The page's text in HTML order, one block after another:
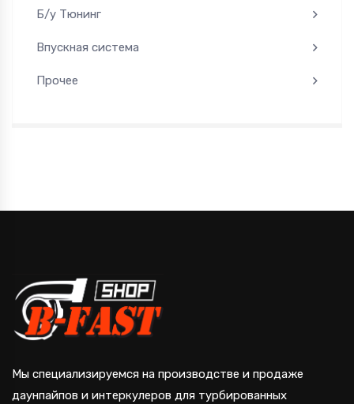
Б/у Тюнинг
Впускная система
Прочее
Мы специализируемся на производстве и продаже
даунпайпов и интеркулеров для турбированных